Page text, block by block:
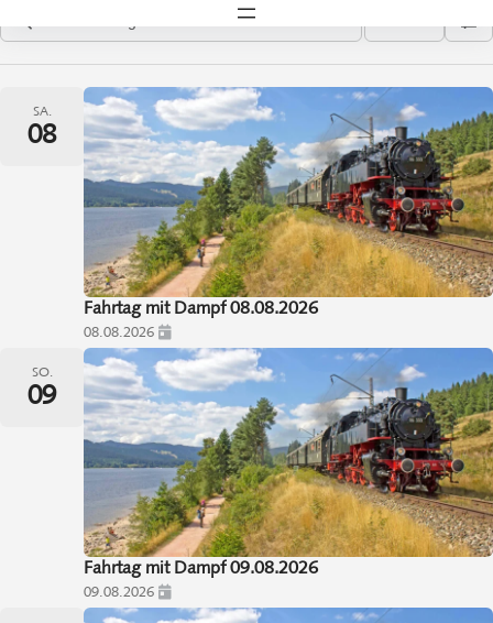
SA.
08
Fahrtag mit Dampf 08.08.2026
08.08.2026
SO.
09
Fahrtag mit Dampf 09.08.2026
09.08.2026